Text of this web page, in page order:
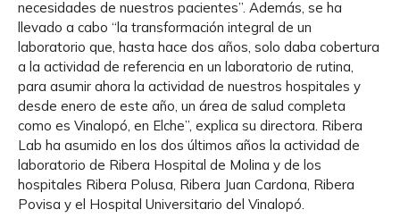
necesidades de nuestros pacientes”. Además, se ha
llevado a cabo “la transformación integral de un
laboratorio que, hasta hace dos años, solo daba cobertura
a la actividad de referencia en un laboratorio de rutina,
para asumir ahora la actividad de nuestros hospitales y
desde enero de este año, un área de salud completa
como es Vinalopó, en Elche”, explica su directora. Ribera
Lab ha asumido en los dos últimos años la actividad de
laboratorio de Ribera Hospital de Molina y de los
hospitales Ribera Polusa, Ribera Juan Cardona, Ribera
Povisa y el Hospital Universitario del Vinalopó.